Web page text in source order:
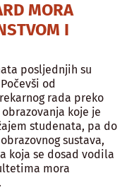
MORA
I
posljednjih su
od
rada preko
koje je
studenata, pa do
sustava,
koja se dosad vodila
mora